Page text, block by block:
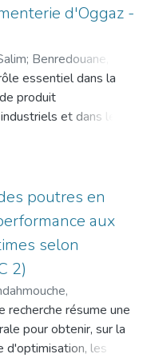
une solution
a été
d'Oggaz -
; Benredouane,
essentiel dans la
produit
et dans leurs
planète, et ce du fait
économique
de ce travail
silo à cône central
destiné au
capacité de 4800t,
localisé à la
wilaya de Mascara,
objectifs assignés et
suit (calcul des
agissantes sur le
poutres en
aux
selon
2)
Ferhat
recherche résume une
pour obtenir, sur la
d'optimisation, les